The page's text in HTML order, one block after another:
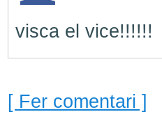
visca el vice!!!!!!
[ Fer comentari ]